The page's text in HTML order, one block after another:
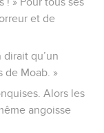
et de
qu’un
de Moab. »
Alors les
angoisse